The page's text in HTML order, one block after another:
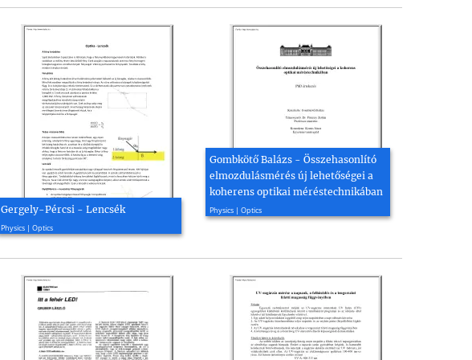
Gergely-Pércsi - Lencsék
Physics | Optics
Gombkötő Balázs - Összehasonlító
elmozdulásmérés új lehetőségei a
koherens optikai méréstechnikában
Physics | Optics